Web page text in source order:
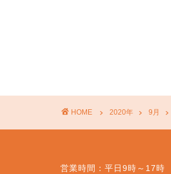
HOME 2020年 9月
営業時間：平日9時～17時